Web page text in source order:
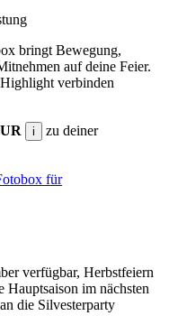
bringt Bewegung,
auf deine Feier.
verbinden
i
zu deiner
für
verfügbar, Herbstfeiern
Hauptsaison im nächsten
die Silvesterparty